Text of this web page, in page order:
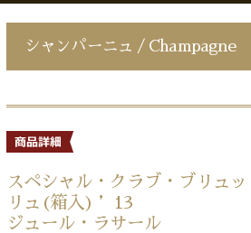
シャンパーニュ / Champagne
スペシャル・クラブ・ブリュ
リュ(箱入) ’13
ジュール・ラサール